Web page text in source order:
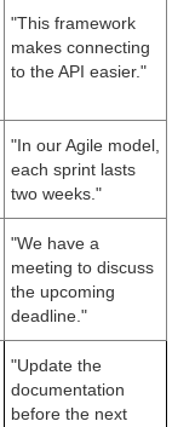
"This framework
makes connecting
to the API easier."
"In our Agile model,
each sprint lasts
two weeks."
"We have a
meeting to discuss
the upcoming
deadline."
"Update the
documentation
before the next